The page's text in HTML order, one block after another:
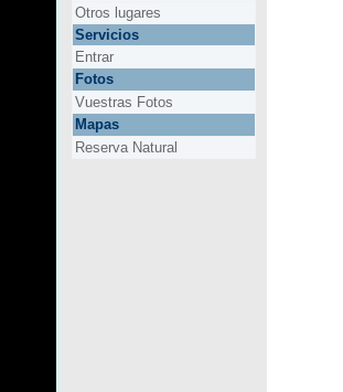
Otros lugares
Servicios
Entrar
Fotos
Vuestras Fotos
Mapas
Reserva Natural